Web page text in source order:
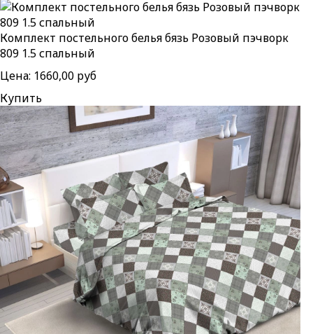
Комплект постельного белья бязь Розовый пэчворк
809 1.5 спальный
Цена: 1660,00 руб
Купить